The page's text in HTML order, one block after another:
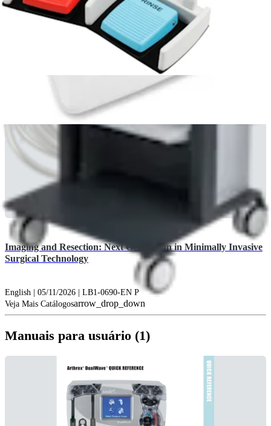
English | 07/02/2020 | FL1-000168-en-US B
Veja Mais Brochuras
arrow_drop_down
Imaging and Resection: Next Generation in Minimally Invasive
Surgical Technology
English | 05/11/2026 | LB1-0690-EN P
Veja Mais Catálogosarrow_drop_down
Manuais para usuário (1)